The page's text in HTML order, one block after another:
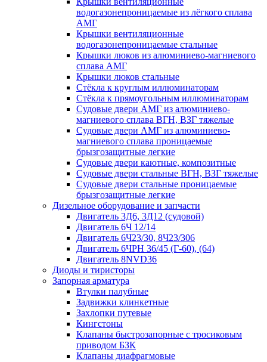
водогазонепроницаемые из лёгкого сплава
АМГ
Крышки вентиляционные
водогазонепроницаемые стальные
Крышки люков из алюминиево-магниевого
сплава АМГ
Крышки люков стальные
Стёкла к круглым иллюминаторам
Стёкла к прямоугольным иллюминаторам
Судовые двери АМГ из алюминиево-
магниевого сплава ВГН, ВЗГ тяжелые
Судовые двери АМГ из алюминиево-
магниевого сплава проницаемые
брызгозащитные легкие
Судовые двери каютные, композитные
Судовые двери стальные ВГН, ВЗГ тяжелые
Судовые двери стальные проницаемые
брызгозащитные легкие
Дизельное оборудование и запчасти
Двигатель 3Д6, 3Д12 (судовой)
Двигатель 6Ч 12/14
Двигатель 6Ч23/30, 8Ч23/306
Двигатель 6ЧРН 36/45 (Г-60), (64)
Двигатель 8NVD36
Диоды и тиристоры
Запорная арматура
Втулки палубные
Задвижки клинкетные
Захлопки путевые
Кингстоны
Клапаны быстрозапорные с тросиковым
приводом БЗК
Клапаны диафрагмовые